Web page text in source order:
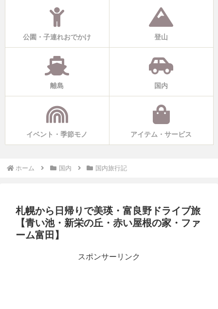
公園・子連れおでかけ 登山
離島 国内
イベント・季節モノ アイテム・サービス
ホーム 国内 国内旅行記
札幌から日帰りで美瑛・富良野ドライブ旅
【青い池・新栄の丘・赤い屋根の家・ファ
ーム富田】
スポンサーリンク